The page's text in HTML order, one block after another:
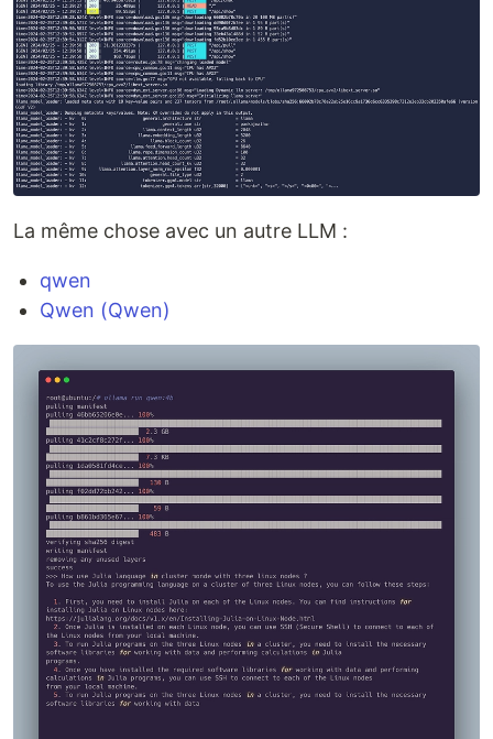
La même chose avec un autre LLM :
qwen
Qwen (Qwen)